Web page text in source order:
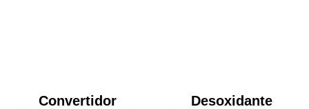
Convertidor
Desoxidante